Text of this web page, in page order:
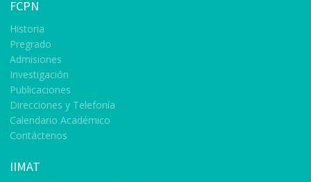
FCPN
Historia
Pregrado
Admisiones
Investigación
Publicaciones
Direcciones y Telefonía
Calendario Académico
Contáctenos
IIMAT